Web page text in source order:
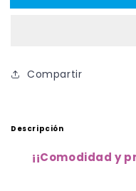
Compartir
Descripción
¡¡Comodidad y